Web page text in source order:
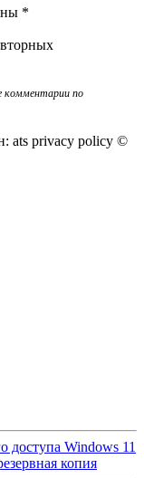
*
комментарии по
ats privacy policy ©
доступа Windows 11
копия